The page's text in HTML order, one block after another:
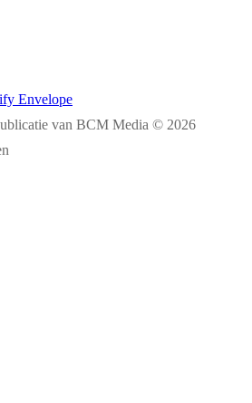
Envelope
van BCM Media © 2026